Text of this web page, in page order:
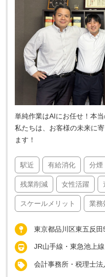
単純作業はAIにお任せ！本
私たちは、お客様の未来に
ます！
駅近 有給消化 分煙
残業削減 女性活躍
スケールメリット 業務
東京都品川区東五反
JR山手線・東急池上
会計事務所・税理士法